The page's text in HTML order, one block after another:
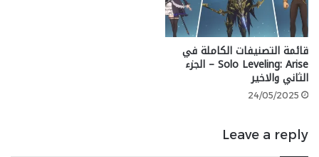
pre-alpha gameplay
pic.twitter.com/BvmMgA1qq2
— Rebs Gaming (@Mr_Rebs_)
قائمة التصنيفات الكاملة في
Solo Leveling: Arise – الجزء
الثاني والاخير
24/05/2025
Leave a reply